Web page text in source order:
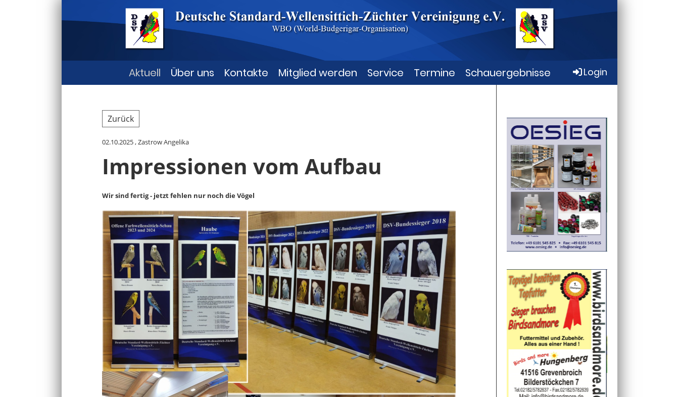
Aktuell Über uns Kontakte Mitglied werden Service Termine Schauergebnisse Login
Zurück
02.10.2025, Zastrow Angelika
Impressionen vom Aufbau
Wir sind fertig - jetzt fehlen nur noch die Vögel